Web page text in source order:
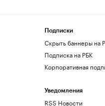
Подписки
Скрыть баннеры на
Подписка на РБК
Корпоративная
Уведомления
RSS Новости